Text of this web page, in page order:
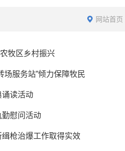
网站首页
牧区乡村振兴
服务站”倾力保障牧民
读活动
慰问活动
枪治爆工作取得实效